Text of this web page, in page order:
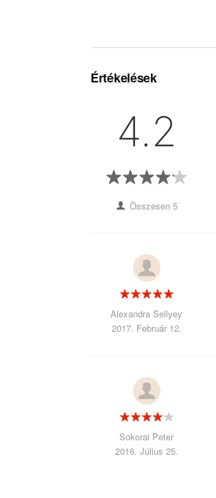
Értékelések
4.2
Összesen 5
Alexandra Sellyey
2017. Február 12.
Sokorai Peter
2016. Július 25.